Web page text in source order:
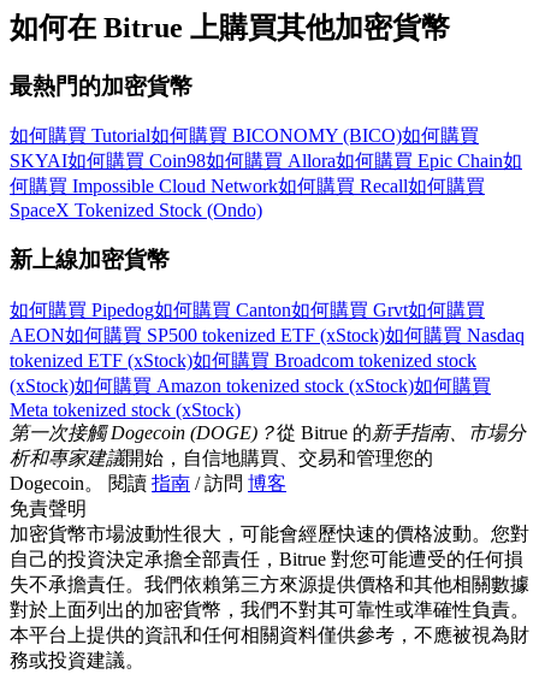
如何在 Bitrue 上購買其他加密貨幣
最熱門的加密貨幣
如何購買 Tutorial如何購買 BICONOMY (BICO)如何購買
SKYAI如何購買 Coin98如何購買 Allora如何購買 Epic Chain如
何購買 Impossible Cloud Network如何購買 Recall如何購買
SpaceX Tokenized Stock (Ondo)
新上線加密貨幣
如何購買 Pipedog如何購買 Canton如何購買 Grvt如何購買
AEON如何購買 SP500 tokenized ETF (xStock)如何購買 Nasdaq
tokenized ETF (xStock)如何購買 Broadcom tokenized stock
(xStock)如何購買 Amazon tokenized stock (xStock)如何購買
Meta tokenized stock (xStock)
第一次接觸 Dogecoin (DOGE)？從 Bitrue 的新手指南、市場分
析和專家建議開始，自信地購買、交易和管理您的
Dogecoin。 閱讀 指南 / 訪問 博客
免責聲明
加密貨幣市場波動性很大，可能會經歷快速的價格波動。您對
自己的投資決定承擔全部責任，Bitrue 對您可能遭受的任何損
失不承擔責任。我們依賴第三方來源提供價格和其他相關數據
對於上面列出的加密貨幣，我們不對其可靠性或準確性負責。
本平台上提供的資訊和任何相關資料僅供參考，不應被視為財
務或投資建議。